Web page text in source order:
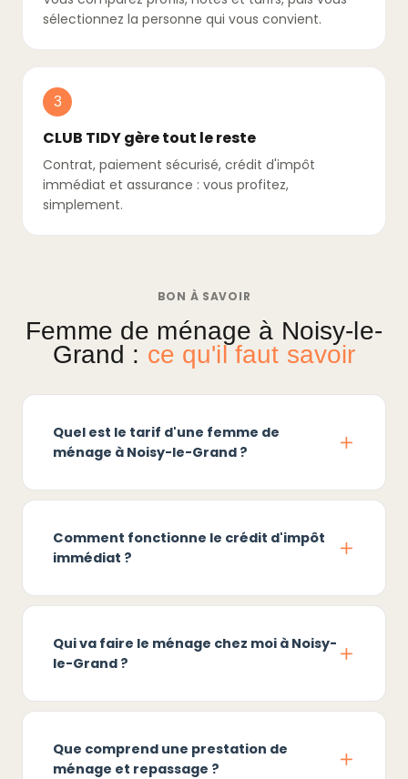
sélectionnez la personne qui vous convient.
3
CLUB TIDY gère tout le reste
Contrat, paiement sécurisé, crédit d'impôt
immédiat et assurance : vous profitez,
simplement.
BON À SAVOIR
Femme de ménage à Noisy-le-
Grand : ce qu'il faut savoir
Quel est le tarif d'une femme de
ménage à Noisy-le-Grand ?
Comment fonctionne le crédit d'impôt
immédiat ?
Qui va faire le ménage chez moi à Noisy-
le-Grand ?
Que comprend une prestation de
ménage et repassage ?